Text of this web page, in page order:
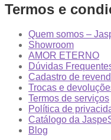
Termos e
Quem somos –
Showroom
AMOR ETERNO
Dúvidas
Cadastro de
Trocas e
Termos de serviços
Política de
Catálogo da
Blog